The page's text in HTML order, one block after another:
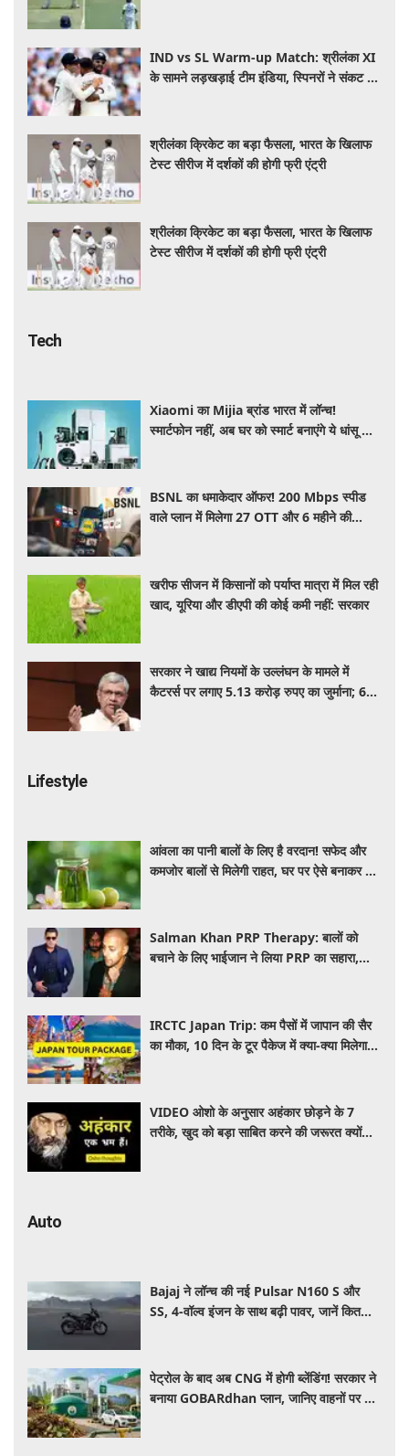
IND vs SL Warm-up Match: श्रीलंका XI
के सामने लड़खड़ाई टीम इंडिया, स्पिनरों ने संकट में
श्रीलंका क्रिकेट का बड़ा फैसला, भारत के खिलाफ
टेस्ट सीरीज में दर्शकों की होगी फ्री एंट्री
श्रीलंका क्रिकेट का बड़ा फैसला, भारत के खिलाफ
टेस्ट सीरीज में दर्शकों की होगी फ्री एंट्री
Tech
Xiaomi का Mijia ब्रांड भारत में लॉन्च!
स्मार्टफोन नहीं, अब घर को स्मार्ट बनाएंगे ये धांसू होम
BSNL का धमाकेदार ऑफर! 200 Mbps स्पीड
वाले प्लान में मिलेगा 27 OTT और 6 महीने की
खरीफ सीजन में किसानों को पर्याप्त मात्रा में मिल रही
खाद, यूरिया और डीएपी की कोई कमी नहीं: सरकार
सरकार ने खाद्य नियमों के उल्लंघन के मामले में
कैटरर्स पर लगाए 5.13 करोड़ रुपए का जुर्माना; 6
Lifestyle
आंवला का पानी बालों के लिए है वरदान! सफेद और
कमजोर बालों से मिलेगी राहत, घर पर ऐसे बनाकर करें
Salman Khan PRP Therapy: बालों को
बचाने के लिए भाईजान ने लिया PRP का सहारा,
IRCTC Japan Trip: कम पैसों में जापान की सैर
का मौका, 10 दिन के टूर पैकेज में क्या-क्या मिलेगा?
VIDEO ओशो के अनुसार अहंकार छोड़ने के 7
तरीके, खुद को बड़ा साबित करने की जरूरत क्यों
Auto
Bajaj ने लॉन्च की नई Pulsar N160 S और
SS, 4-वॉल्व इंजन के साथ बढ़ी पावर, जानें कितनी है
पेट्रोल के बाद अब CNG में होगी ब्लेंडिंग! सरकार ने
बनाया GOBARdhan प्लान, जानिए वाहनों पर क्या